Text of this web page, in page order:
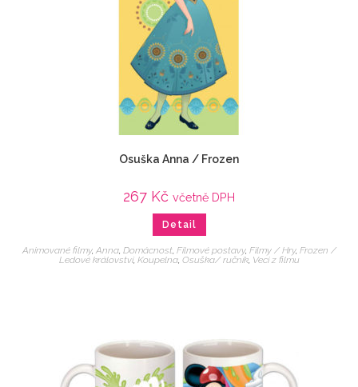
Osuška Anna / Frozen
267 Kč včetně DPH
Detail
Animované filmy, Anna, Domácnost, Filmové postavy, Filmy / Hry, Frozen /
Ledové království, Koupelna, Osuška/ ručník, Veci z filmu